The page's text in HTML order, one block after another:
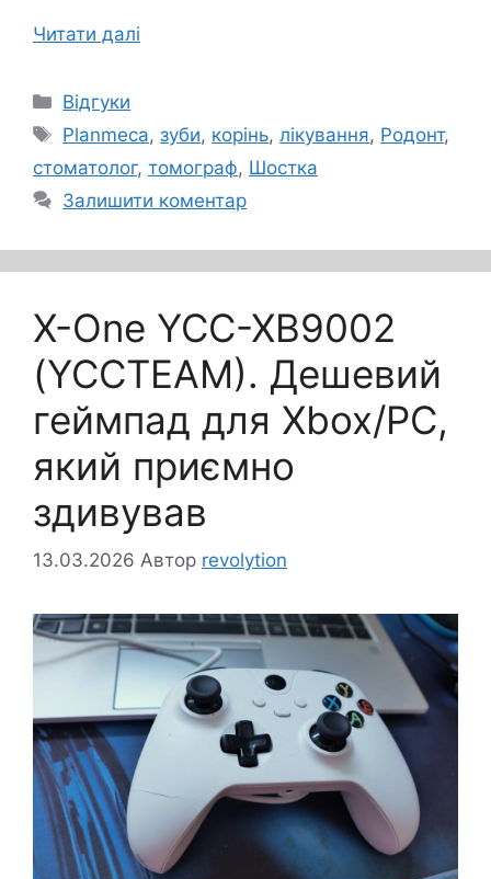
Читати далі
Категорії
Відгуки
Позначки
Planmeca, зуби, корінь,лікування, Родонт,
стоматолог, томограф, Шостка
Залишити коментар
X-One YCC-XB9002
(YCCTEAM). Дешевий
геймпад для Xbox/PC,
який приємно
здивував
13.03.2026 Автор revolytion